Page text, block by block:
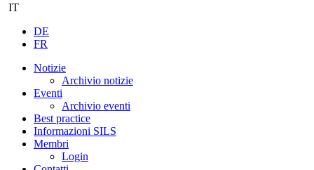
IT
DE
FR
Notizie
Archivio notizie
Eventi
Archivio eventi
Best practice
Informazioni SILS
Membri
Login